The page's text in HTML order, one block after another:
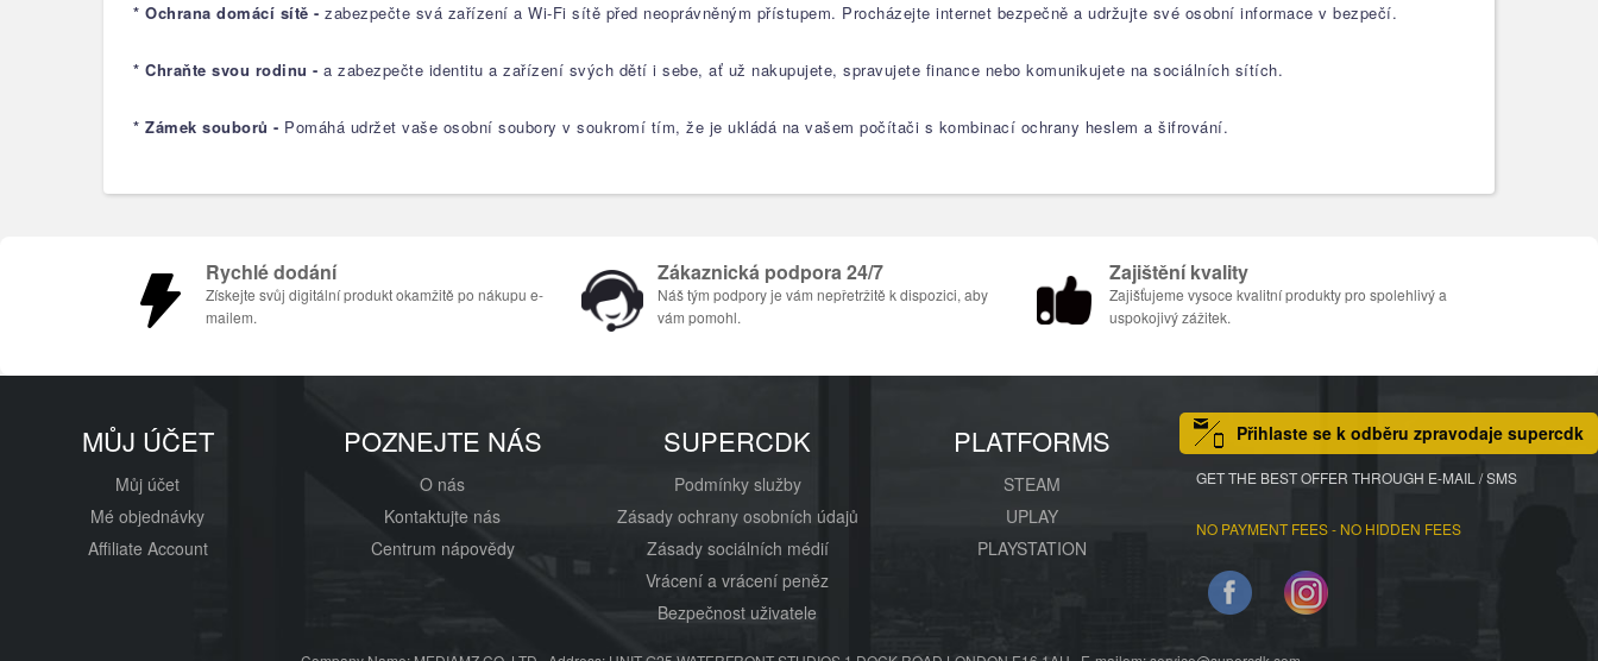
* Ochrana domácí sítě - zabezpečte svá zařízení a Wi-Fi sítě před neoprávněným přístupem. Procházejte internet bezpečně a udržujte své osobní informace v bezpečí.
* Chraňte svou rodinu - a zabezpečte identitu a zařízení svých dětí i sebe, ať už nakupujete, spravujete finance nebo komunikujete na sociálních sítích.
* Zámek souborů - Pomáhá udržet vaše osobní soubory v soukromí tím, že je ukládá na vašem počítači s kombinací ochrany heslem a šifrování.
Rychlé dodání
Získejte svůj digitální produkt okamžitě po nákupu e-
mailem.
Zákaznická podpora 24/7
Náš tým podpory je vám nepřetržitě k dispozici, aby
vám pomohl.
Zajištění kvality
Zajišťujeme vysoce kvalitní produkty pro spolehlivý a
uspokojivý zážitek.
MŮJ ÚČET
Můj účet
Mé objednávky
Affiliate Account
POZNEJTE NÁS
O nás
Kontaktujte nás
Centrum nápovědy
SUPERCDK
Podmínky služby
Zásady ochrany osobních údajů
Zásady sociálních médií
Vrácení a vrácení peněz
Bezpečnost uživatele
PLATFORMS
STEAM
UPLAY
PLAYSTATION
Přihlaste se k odběru zpravodaje supercdk
GET THE BEST OFFER THROUGH E-MAIL / SMS
NO PAYMENT FEES - NO HIDDEN FEES